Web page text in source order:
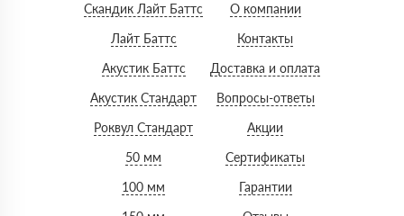
Скандик Лайт Баттс
Лайт Баттс
Акустик Баттс
Акустик Стандарт
Роквул Стандарт
50 мм
100 мм
О компании
Контакты
Доставка и оплата
Вопросы-ответы
Акции
Сертификаты
Гарантии